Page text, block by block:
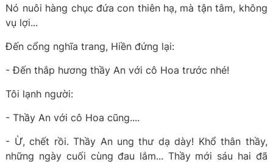
Nó nuôi hàng chục đứa con thiên hạ, mà tận tâm, không
vụ lợi...
Đến cổng nghĩa trang, Hiền đứng lại:
- Đến thắp hương thầy An với cô Hoa trước nhé!
Tôi lạnh người:
- Thầy An với cô Hoa cũng....
- Ừ, chết rồi. Thầy An ung thư dạ dày! Khổ thân thầy,
những ngày cuối cùng đau lắm... Thầy mới sáu hai đã